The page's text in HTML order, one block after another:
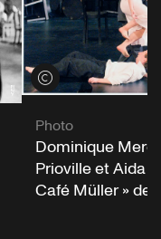
Voir les crédits
Photo
Dominique
Prioville et Aida
Café Müller » de